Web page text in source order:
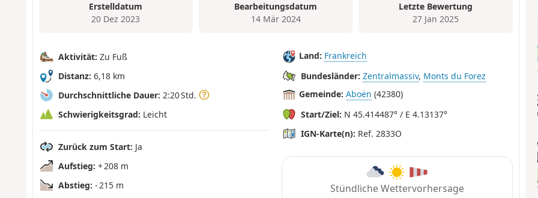
Erstelldatum
20 Dez 2023
Bearbeitungsdatum
14 Mär 2024
Letzte Bewertung
27 Jan 2025
Aktivität: Zu Fuß
Distanz: 6,18 km
Durchschnittliche Dauer: 2:20 Std.
Schwierigkeitsgrad: Leicht
Zurück zum Start: Ja
Aufstieg: + 208 m
Abstieg: - 215 m
Land: Frankreich
Bundesländer: Zentralmassiv, Monts du Forez
Gemeinde: Aboën (42380)
Start/Ziel: N 45.414487° / E 4.13137°
IGN-Karte(n): Ref. 2833O
Stündliche Wettervorhersage